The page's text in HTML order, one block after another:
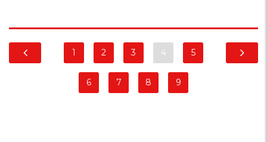
1 2 3 4 5
6 7 8 9